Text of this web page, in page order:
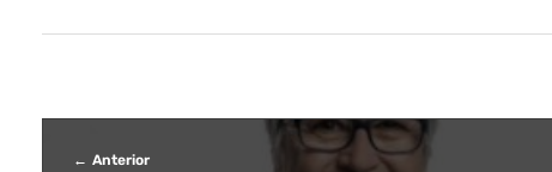
n
r
Anterior